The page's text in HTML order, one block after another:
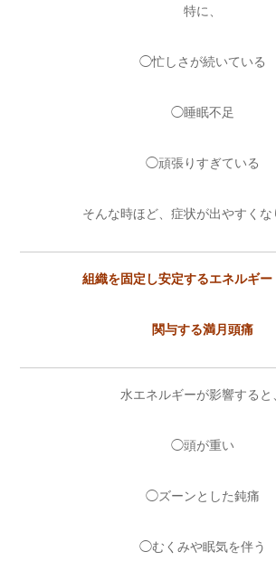
特に、
◯忙しさが続いている
◯睡眠不足
◯頑張りすぎている
そんな時ほど、症状が出やすくな
組織を固定し安定するエネルギー
関与する満月頭痛
水エネルギーが影響すると
◯頭が重い
◯ズーンとした鈍痛
◯むくみや眠気を伴う